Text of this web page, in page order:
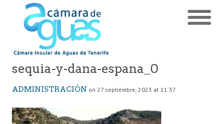
sequia-y-dana-espana_0
ADMINISTRACIÓN on 27 septiembre, 2023 at 11:37